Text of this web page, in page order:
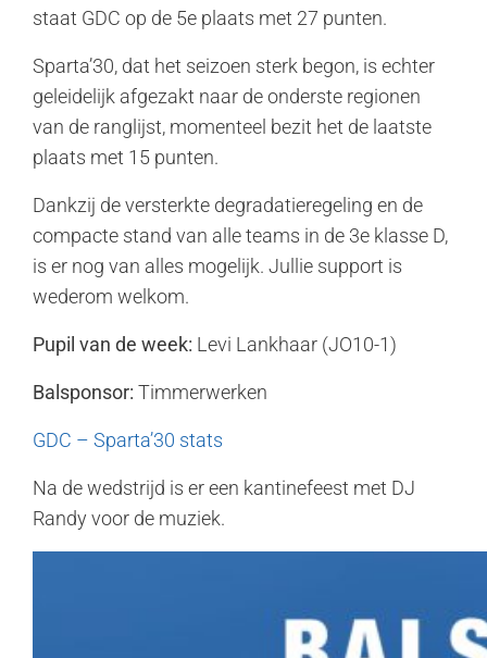
staat GDC op de 5e plaats met 27 punten.
Sparta’30, dat het seizoen sterk begon, is echter
geleidelijk afgezakt naar de onderste regionen
van de ranglijst, momenteel bezit het de laatste
plaats met 15 punten.
Dankzij de versterkte degradatieregeling en de
compacte stand van alle teams in de 3e klasse D,
is er nog van alles mogelijk. Jullie support is
wederom welkom.
Pupil van de week: Levi Lankhaar (JO10-1)
Balsponsor: Timmerwerken
GDC – Sparta’30 stats
Na de wedstrijd is er een kantinefeest met DJ
Randy voor de muziek.